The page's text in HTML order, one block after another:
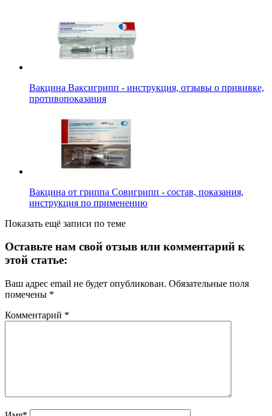
Вакцина Ваксигрипп - инструкция, отзывы о прививке,
противопоказания
Вакцина от гриппа Совигрипп - состав, показания,
инструкция по применению
Показать ещё записи по теме
Оставьте нам свой отзыв или комментарий к
этой статье:
Ваш адрес email не будет опубликован. Обязательные поля
помечены *
Комментарий *